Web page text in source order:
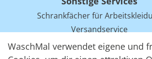
WaschMal verwendet eigene und
Schrankfächer für
Versandservice
Einsparpotentiale für Mietwäsche bei
Arbeitskleidung Tracking mit